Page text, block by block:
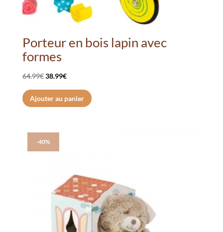
Porteur en bois lapin avec
formes
64.99€Le
prix
initial
38.99€Le
prix
actuel
Ajouter au panier
-40%